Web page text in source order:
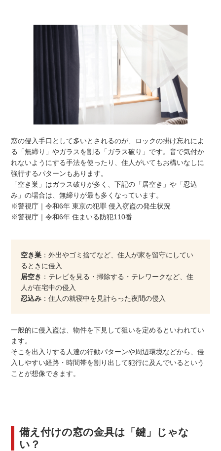
窓の侵入手口として多いとされるのが、ロックの掛け忘れによ
る「無締り」やガラスを割る「ガラス破り」です。音で気付か
れないようにする手法を使ったり、住人がいてもお構いなしに
強行するパターンもあります。
「空き巣」はガラス破りが多く、下記の「居空き」や「忍込
み」の場合は、無締りが最も多くなっています。
※警視庁｜令和6年 東京の犯罪 侵入窃盗の発生状況
※警視庁｜令和6年 住まいる防犯110番
空き巣 ：外出やゴミ捨てなど、住人が家を留守にしてい
るときに侵入
居空き ：テレビを見る・掃除する・テレワークなど、住
人が在宅中の侵入
忍込み ：住人の就寝中を見計らった夜間の侵入
一般的に侵入盗は、物件を下見して狙いを定めるといわれてい
ます。
そこを出入りする人達の行動パターンや周辺環境などから、侵
入しやすい経路・時間帯を割り出して犯行に及んでいるという
ことが想像できます。
備え付けの窓の金具は「鍵」じゃな
い？